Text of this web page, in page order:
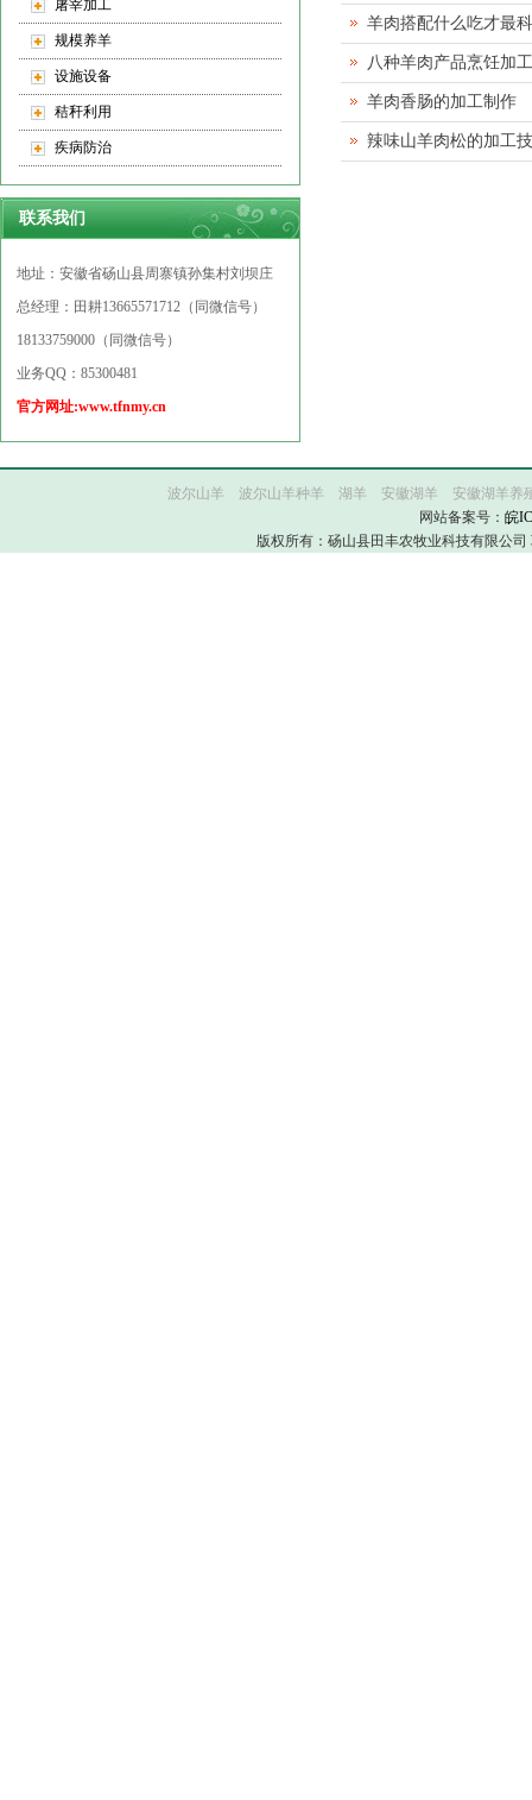
屠宰加工
规模养羊
设施设备
秸秆利用
疾病防治
联系我们
地址：安徽省砀山县周寨镇孙集村刘坝庄
总经理：田耕13665571712（同微信号）
18133759000（同微信号）
业务QQ：85300481
官方网址:www.tfnmy.cn
羊肉搭配什么吃才最
八种羊肉产品烹饪加
羊肉香肠的加工制作
辣味山羊肉松的加工
波尔山羊 波尔山羊种羊 湖羊 安徽湖羊
安徽湖羊养
网站备案号： 皖
版权所有：砀山县田丰农牧业科技有限公司